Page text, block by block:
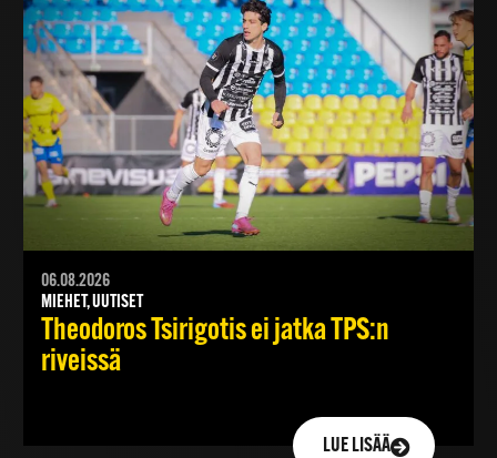
06.08.2026
MIEHET, UUTISET
Theodoros Tsirigotis ei jatka TPS:n
riveissä
LUE LISÄÄ